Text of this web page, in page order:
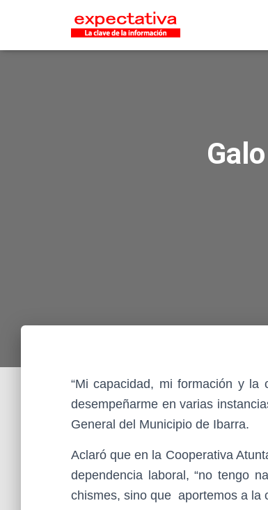
“Mi capacidad, mi formación y
desempeñarme en varias
General del Municipio de Ibarra.
Aclaró que en la Cooperativa
dependencia laboral, “no tengo
chismes, sino que aportemos a la